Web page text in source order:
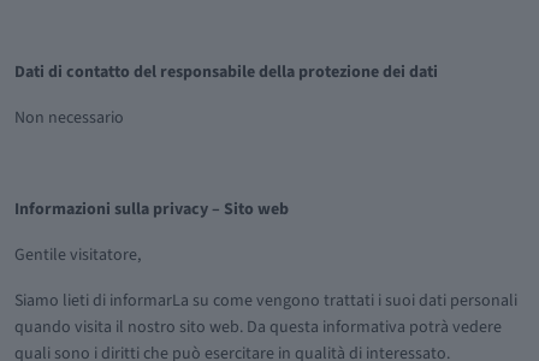
Dati di contatto del responsabile della protezione dei dati
Non necessario
Informazioni sulla privacy – Sito web
Gentile visitatore,
Siamo lieti di informarLa su come vengono trattati i suoi dati personali
quando visita il nostro sito web. Da questa informativa potrà vedere
quali sono i diritti che può esercitare in qualità di interessato.